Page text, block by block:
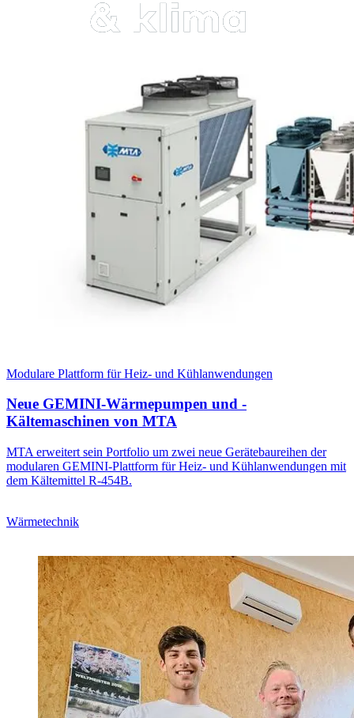
Modulare Plattform für Heiz- und Kühlanwendungen
Neue GEMINI-Wärmepumpen und -
Kältemaschinen von MTA
MTA erweitert sein Portfolio um zwei neue Gerätebaureihen der
modularen GEMINI-Plattform für Heiz- und Kühlanwendungen mit
dem Kältemittel R-454B.
Wärmetechnik